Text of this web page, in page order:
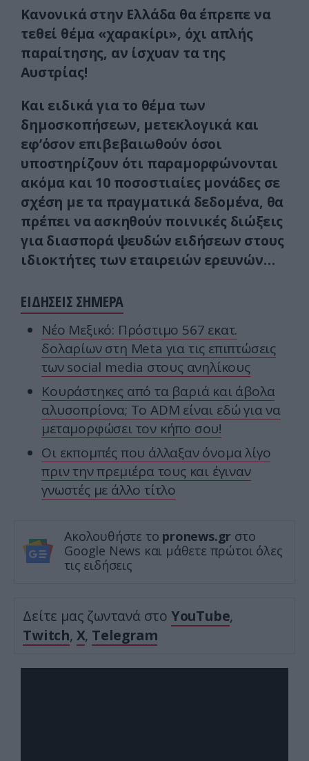
Κανονικά στην Ελλάδα θα έπρεπε να
τεθεί θέμα «χαρακίρι», όχι απλής
παραίτησης, αν ίσχυαν τα της
Αυστρίας!
Και ειδικά για το θέμα των
δημοσκοπήσεων, μετεκλογικά και
εφ’όσον επιβεβαιωθούν όσοι
υποστηρίζουν ότι παραμορφώνονται
ακόμα και 10 ποσοστιαίες μονάδες σε
σχέση με τα πραγματικά δεδομένα, θα
πρέπει να ασκηθούν ποινικές διώξεις
για διασπορά ψευδών ειδήσεων στους
ιδιοκτήτες των εταιρειών ερευνών…
ΕΙΔΗΣΕΙΣ ΣΗΜΕΡΑ
Nέο Μεξικό: Πρόστιμο 567 εκατ.
δολαρίων στη Meta για τις επιπτώσεις
των social media στους ανηλίκους
Κουράστηκες από τα βαριά και άβολα
αλυσοπρίονα; Το ADM είναι εδώ για να
μεταμορφώσει τον κήπο σου!
Οι εκπομπές που άλλαξαν όνομα λίγο
πριν την πρεμιέρα τους και έγιναν
γνωστές με άλλο τίτλο
Ακολουθήστε το pronews.gr στο
Google News και μάθετε πρώτοι όλες
τις ειδήσεις
Δείτε μας ζωντανά στο YouTube,
Twitch, X, Telegram